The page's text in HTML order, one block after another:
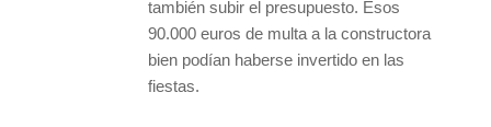
también subir el presupuesto. Esos
90.000 euros de multa a la constructora
bien podían haberse invertido en las
fiestas.